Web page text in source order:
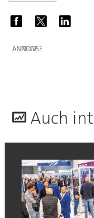
ANZEIGE
Auch